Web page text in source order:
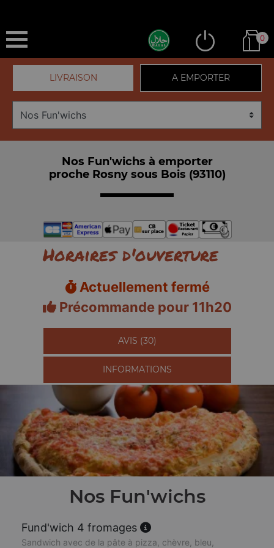
0
LIVRAISON A EMPORTER
Nos Fun'wichs à emporter
proche Rosny sous Bois (93110)
Horaires d'ouverture
Actuellement fermé
Précommande pour 11h20
AVIS (30)
INFORMATIONS
Nos Fun'wichs
Fund'wich 4 fromages
Sandwich avec de la pâte à pizza, chèvre, bleu,